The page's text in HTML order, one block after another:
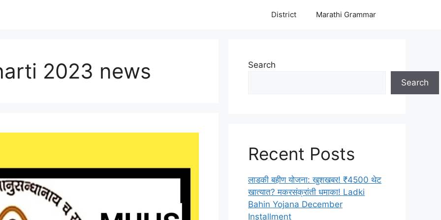
District Marathi Grammar
2023 news
Search
Search
Recent Posts
लाडकी बहीण योजना: खुशखबर! ₹4500 थेट
खात्यात? मकरसंक्रांती धमाका! Ladki
Bahin Yojana December
Installment